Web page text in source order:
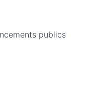
publics